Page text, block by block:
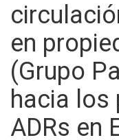
en
(Grupo
hacia los
ADRs en